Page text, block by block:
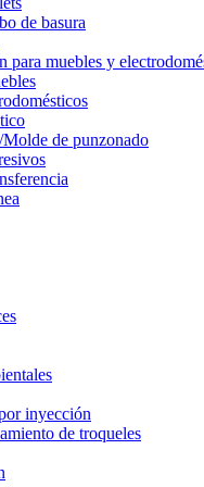
de basura
para muebles y
de punzonado
inyección
de troqueles